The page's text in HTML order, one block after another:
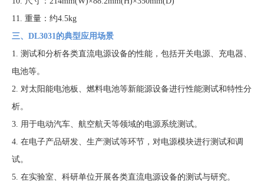
11. 重量：约4.5kg
三、DL3031的典型应用场景
1. 测试和分析各类直流电源设备的性能，包括开关电源、充电器、
电池等。
2. 对太阳能电池板、燃料电池等新能源设备进行性能测试和特性分
析。
3. 用于电动汽车、航空航天等领域的电源系统测试。
4. 在电子产品研发、生产测试等环节，对电源模块进行测试和调
试。
5. 在实验室、科研单位开展各类直流电源设备的测试与研究。